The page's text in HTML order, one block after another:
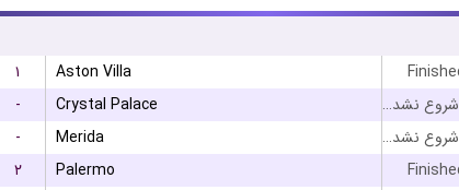
۱ Aston Villa
- Crystal Palace بازی شروع نشده است
- Merida بازی شروع نشده است
۲ Palermo